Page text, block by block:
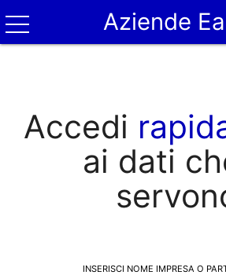
Aziende
Accedi
ai dati
INSERISCI NOME IMPRESA O